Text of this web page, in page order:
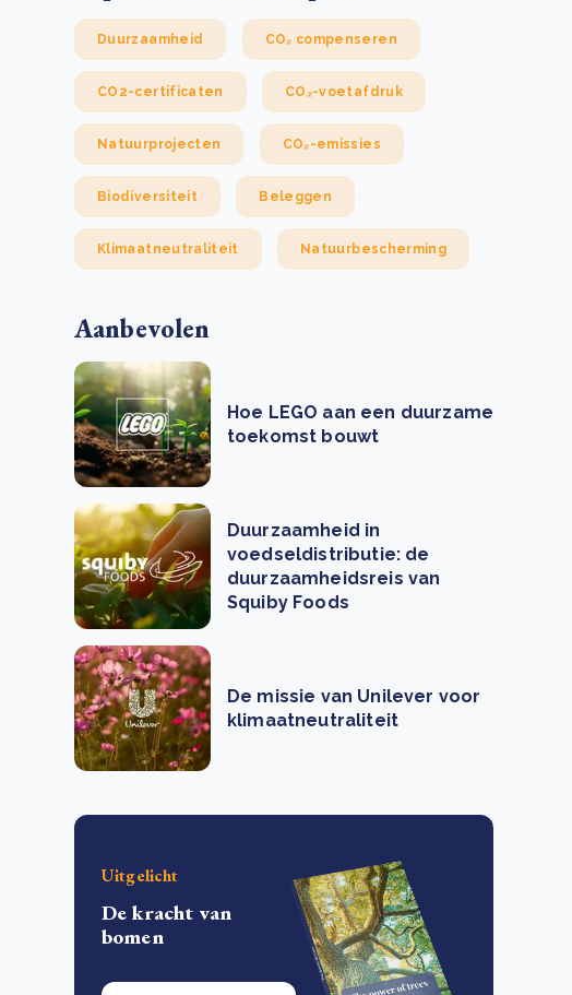
Duurzaamheid CO₂ compenseren
CO2-certificaten CO₂-voetafdruk
Natuurprojecten CO₂-emissies
Biodiversiteit Beleggen
Klimaatneutraliteit Natuurbescherming
Aanbevolen
Hoe LEGO aan een duurzame
toekomst bouwt
Duurzaamheid in
voedseldistributie: de
duurzaamheidsreis van
Squiby Foods
De missie van Unilever voor
klimaatneutraliteit
Uitgelicht
De kracht van
bomen